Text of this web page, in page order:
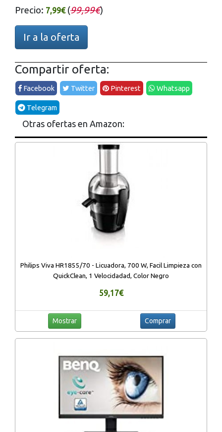
Precio: 7,99€(99,99€)
Ir a la oferta
Compartir oferta:
Facebook Twitter Pinterest Whatsapp
Telegram
Otras ofertas en Amazon:
Philips Viva HR1855/70 - Licuadora, 700 W, Facil Limpieza con
QuickClean, 1 Velocidadad, Color Negro
59,17€
Mostrar Comprar